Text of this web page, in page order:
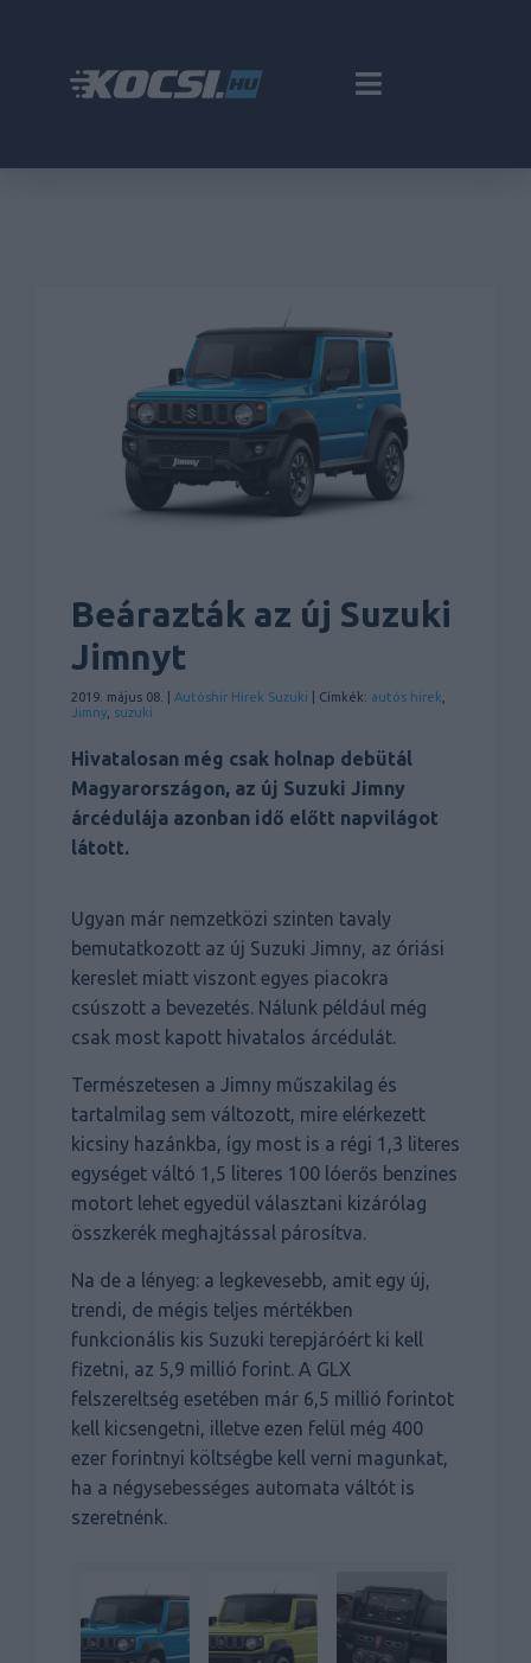
Beárazták az új Suzuki
Jimnyt
2019. május 08. | Autóshír Hírek Suzuki | Címkék: autós hírek
Jimny suzuki
Hivatalosan még csak holnap debütál
Magyarországon, az új Suzuki Jimny
árcédulája azonban idő előtt napvilágot
látott.
Ugyan már nemzetközi szinten tavaly
bemutatkozott az új Suzuki Jimny, az óriási
kereslet miatt viszont egyes piacokra
csúszott a bevezetés. Nálunk például még
csak most kapott hivatalos árcédulát.
Természetesen a Jimny műszakilag és
tartalmilag sem változott, mire elérkezett
kicsiny hazánkba, így most is a régi 1,3 literes
egységet váltó 1,5 literes 100 lóerős benzines
motort lehet egyedül választani kizárólag
összkerék meghajtással párosítva.
Na de a lényeg: a legkevesebb, amit egy új,
trendi, de mégis teljes mértékben
funkcionális kis Suzuki terepjáróért ki kell
fizetni, az 5,9 millió forint. A GLX
felszereltség esetében már 6,5 millió forintot
kell kicsengetni, illetve ezen felül még 400
ezer forintnyi költségbe kell verni magunkat,
ha a négysebességes automata váltót is
szeretnénk.